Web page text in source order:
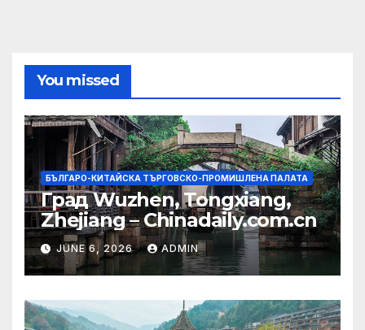
You missed
БЪЛГАРО-КИТАЙСКА ТЪРГОВСКО-ПРОМИШЛЕНА ПАЛАТА
Град Wuzhen, Tongxiang,
Zhejiang – Chinadaily.com.cn
JUNE 6, 2026 ADMIN